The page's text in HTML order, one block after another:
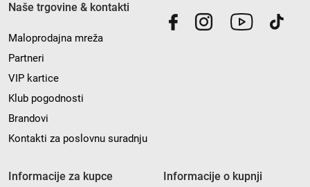
Naše trgovine & kontakti
Maloprodajna mreža
Partneri
VIP kartice
Klub pogodnosti
Brandovi
Kontakti za poslovnu suradnju
Informacije za kupce Informacije o kupnji